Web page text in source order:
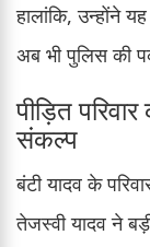
हालांकि, उन्होंने
अब भी पुलिस की
पीड़ित
संकल्प
बंटी यादव के
तेजस्वी यादव ने